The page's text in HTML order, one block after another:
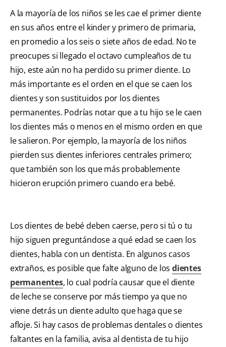
A la mayoría de los niños se les cae el primer diente
en sus años entre el kinder y primero de primaria,
en promedio a los seis o siete años de edad. No te
preocupes si llegado el octavo cumpleaños de tu
hijo, este aún no ha perdido su primer diente. Lo
más importante es el orden en el que se caen los
dientes y son sustituidos por los dientes
permanentes. Podrías notar que a tu hijo se le caen
los dientes más o menos en el mismo orden en que
le salieron. Por ejemplo, la mayoría de los niños
pierden sus dientes inferiores centrales primero;
que también son los que más probablemente
hicieron erupción primero cuando era bebé.
Los dientes de bebé deben caerse, pero si tú o tu
hijo siguen preguntándose a qué edad se caen los
dientes, habla con un dentista. En algunos casos
extraños, es posible que falte alguno de los dientes
permanentes, lo cual podría causar que el diente
de leche se conserve por más tiempo ya que no
viene detrás un diente adulto que haga que se
afloje. Si hay casos de problemas dentales o dientes
faltantes en la familia, avisa al dentista de tu hijo